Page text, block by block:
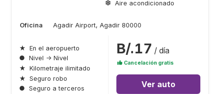
Aire acondicionado
Oficina Agadir Airport, Agadir 80000
★ En el aeropuerto
● Nivel → Nivel
★ Kilometraje ilimitado
★ Seguro robo
● Seguro a terceros
B/.17 / día
Cancelación gratis
Ver auto